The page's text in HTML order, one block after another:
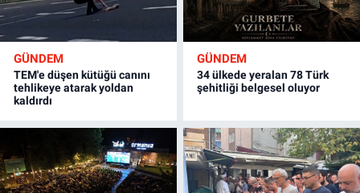
GÜNDEM
TEM'e düşen kütüğü canını
tehlikeye atarak yoldan
kaldırdı
GÜNDEM
34 ülkede yeralan 78 Türk
şehitliği belgesel oluyor